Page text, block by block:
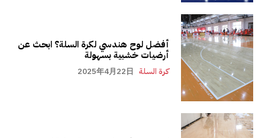
أفضل لوح هندسي لكرة السلة؟ ابحث عن
أرضيات خشبية بسهولة
كرة السلة 2025年4月22日